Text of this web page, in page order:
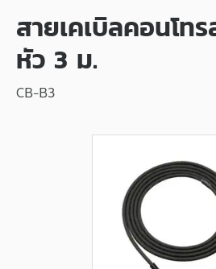
สายเคเบิลคอนโท
หัว 3 ม.
CB-B3